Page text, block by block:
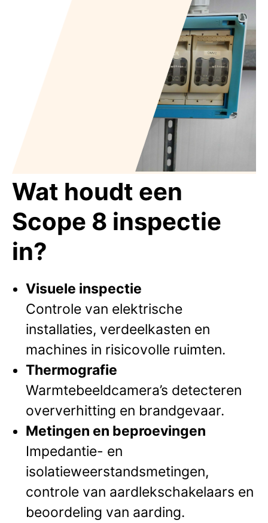
Wat houdt een
Scope 8 inspectie
in?
Visuele inspectie
Controle van elektrische
installaties, verdeelkasten en
machines in risicovolle ruimten.
Thermografie
Warmtebeeldcamera’s detecteren
oververhitting en brandgevaar.
Metingen en beproevingen
Impedantie- en
isolatieweerstandsmetingen,
controle van aardlekschakelaars en
beoordeling van aarding.